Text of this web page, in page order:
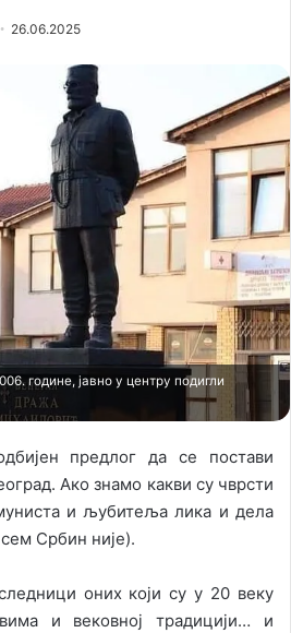
26.06.2025
године, јавно у центру подигли
предлог да се постави
Ако знамо какви су чврсти
и љубитеља лика и дела
Србин није).
оних који су у 20 веку
и вековној традицији… и